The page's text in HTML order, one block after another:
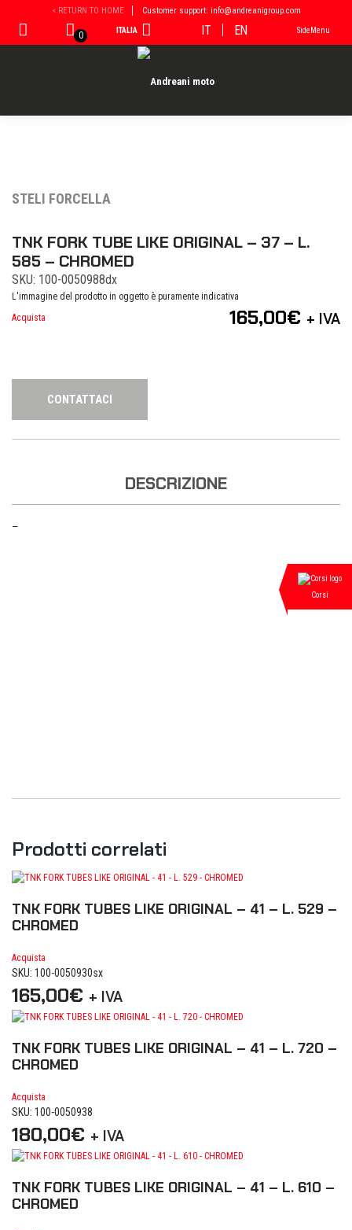
contenuto
< RETURN TO HOME Customer support: info@andreanigroup.com
0 ITALIA IT EN SideMenu
STELI FORCELLA
TNK FORK TUBE LIKE ORIGINAL – 37 – L.
585 – CHROMED
SKU: 100-0050988dx
L'immagine del prodotto in oggetto è puramente indicativa
Acquista
165,00€ + IVA
CONTATTACI
DESCRIZIONE
—
Prodotti correlati
TNK FORK TUBES LIKE ORIGINAL – 41 – L. 529 –
CHROMED
Acquista
SKU: 100-0050930sx
165,00€ + IVA
TNK FORK TUBES LIKE ORIGINAL – 41 – L. 720 –
CHROMED
Acquista
SKU: 100-0050938
180,00€ + IVA
TNK FORK TUBES LIKE ORIGINAL – 41 – L. 610 –
CHROMED
Corsi